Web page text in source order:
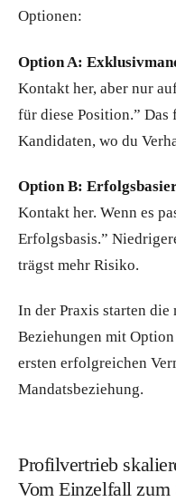
Optionen:
Option A:
Kontakt her, aber nur
für diese Position.”
Kandidaten, wo du
Option B:
Kontakt her. Wenn es
Erfolgsbasis.”
trägst mehr Risiko.
In der Praxis starten
Beziehungen mit
ersten erfolgreichen
Mandatsbeziehung.
Profilvertrieb
Vom Einzelfall zum